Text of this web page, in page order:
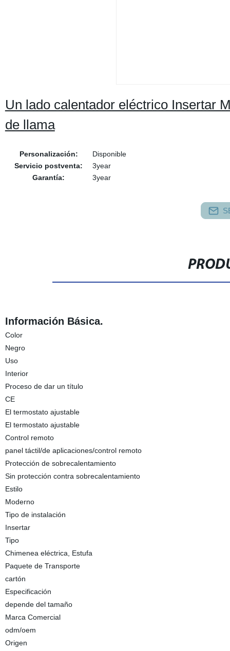
Un lado calentador eléctrico Insertar
de llama
Personalización:
Disponible
Servicio postventa:
3year
Garantía:
3year
Información Básica.
Color
Negro
Uso
Interior
Proceso de dar un título
CE
El termostato ajustable
El termostato ajustable
Control remoto
panel táctil/de aplicaciones/control remoto
Protección de sobrecalentamiento
Sin protección contra sobrecalentamiento
Estilo
Moderno
Tipo de instalación
Insertar
Tipo
Chimenea eléctrica, Estufa
Paquete de Transporte
cartón
Especificación
depende del tamaño
Marca Comercial
odm/oem
Origen